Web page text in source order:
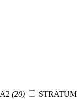
А2 (20)
STRATUM